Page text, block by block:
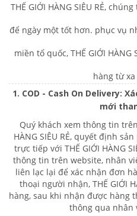
THẾ GIỚI HÀNG SIÊU RẺ,
để ngày một tốt hơn. phục vụ
miền tổ quốc, THẾ GIỚI
hàng từ
1. COD - Cash On Delivery:
mới
Quý khách xem thông tin
HÀNG SIÊU RẺ, quyết định
trực tiếp với THẾ GIỚI HÀNG
thông tin trên website, nhân
liên lạc lại đểxác nhận đơn
thoại người nhận, THẾ GIỚI
hàng, sau khi nhận được hàng
thông qua nhân